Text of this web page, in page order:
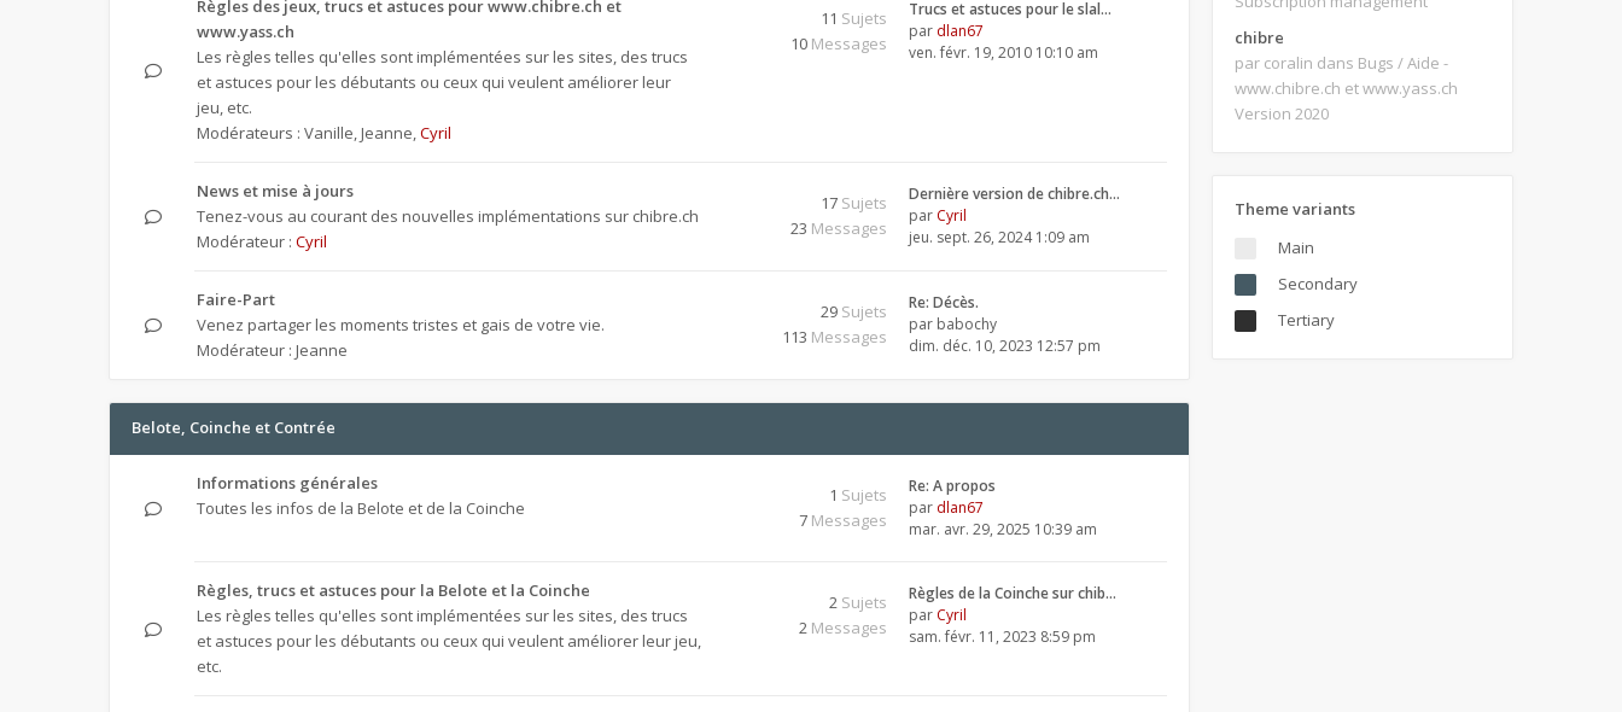
Règles des jeux, trucs et astuces pour www.chibre.ch et
www.yass.ch
Les règles telles qu'elles sont implémentées sur les sites, des trucs
et astuces pour les débutants ou ceux qui veulent améliorer leur
jeu, etc.
Modérateurs : Vanille, Jeanne,Cyril
11 Sujets
10 Messages
Trucs et astuces pour le slal…
par dlan67
ven. févr. 19, 2010 10:10 am
News et mise à jours
Tenez-vous au courant des nouvelles implémentations sur chibre.ch
Modérateur : Cyril
17 Sujets
23 Messages
Dernière version de chibre.ch…
par Cyril
jeu. sept. 26, 2024 1:09 am
Faire-Part
Venez partager les moments tristes et gais de votre vie.
Modérateur : Jeanne
29 Sujets
113 Messages
Re: Décès.
par babochy
dim. déc. 10, 2023 12:57 pm
Belote, Coinche et Contrée
Informations générales
Toutes les infos de la Belote et de la Coinche
1 Sujets
7 Messages
Re: A propos
par dlan67
mar. avr. 29, 2025 10:39 am
Règles, trucs et astuces pour la Belote et la Coinche
Les règles telles qu'elles sont implémentées sur les sites, des trucs
et astuces pour les débutants ou ceux qui veulent améliorer leur jeu,
etc.
2 Sujets
2 Messages
Règles de la Coinche sur chib…
par Cyril
sam. févr. 11, 2023 8:59 pm
chibre
par coralin dans Bugs / Aide -
www.chibre.ch et www.yass.ch
Version 2020
Theme variants
Main
Secondary
Tertiary